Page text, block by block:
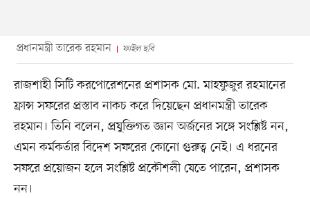
প্রধানমন্ত্রী তারেক রহমান ফাইল ছবি
রাজশাহী সিটি করপোরেশনের প্রশাসক মো. মাহফুজুর রহমানের
ফ্রান্স সফরের প্রস্তাব নাকচ করে দিয়েছেন প্রধানমন্ত্রী তারেক
রহমান। তিনি বলেন, প্রযুক্তিগত জ্ঞান অর্জনের সঙ্গে সংশ্লিষ্ট নন,
এমন কর্মকর্তার বিদেশ সফরের কোনো গুরুত্ব নেই। এ ধরনের
সফরে প্রয়োজন হলে সংশ্লিষ্ট প্রকৌশলী যেতে পারেন, প্রশাসক
নন।